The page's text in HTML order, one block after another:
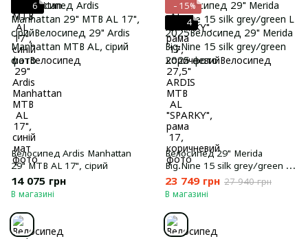
6
Велосипед Ardis Manhattan
29" MTB AL 17", сірий
14 075 грн
В магазині
−15%
4
Велосипед 29" Merida
Big.Nine 15 silk grey/green L
2025
23 749 грн 27 940 грн
В магазині